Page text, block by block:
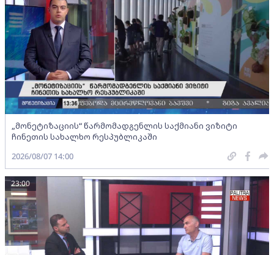
„მონეტიზაციის“ წარმომადგენლის საქმიანი ვიზიტი
ჩინეთის სახალხო რესპუბლიკაში
2026/08/07 14:00
23:00